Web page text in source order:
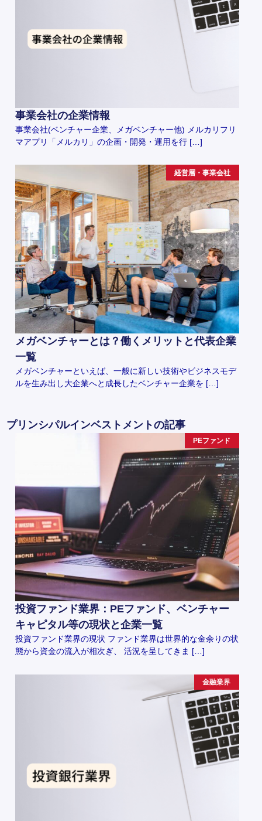
事業会社の企業情報
事業会社(ベンチャー企業、メガベンチャー他) メルカリフリ
マアプリ「メルカリ」の企画・開発・運用を行 […]
経営層・事業会社
メガベンチャーとは？働くメリットと代表企業
一覧
メガベンチャーといえば、一般に新しい技術やビジネスモデ
ルを生み出し大企業へと成長したベンチャー企業を […]
プリンシパルインベストメントの記事
PEファンド
投資ファンド業界：PEファンド、ベンチャー
キャピタル等の現状と企業一覧
投資ファンド業界の現状 ファンド業界は世界的な金余りの状
態から資金の流入が相次ぎ、 活況を呈してきま […]
金融業界